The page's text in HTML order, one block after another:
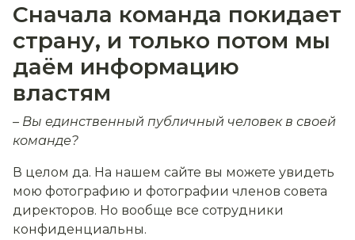
Сначала команда покидает
страну, и только потом мы
даём информацию
властям
– Вы единственный публичный человек в своей
команде?
В целом да. На нашем сайте вы можете увидеть
мою фотографию и фотографии членов совета
директоров. Но вообще все сотрудники
конфиденциальны.